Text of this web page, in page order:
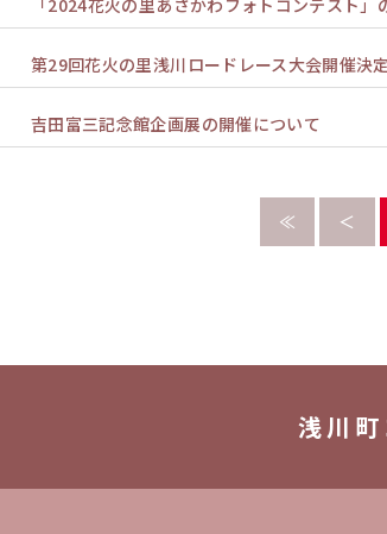
「2024花火の里あさかわフォトコンテスト」
第29回花火の里浅川ロードレース大会開催決
吉田富三記念館企画展の開催について
≪ ＜
浅川